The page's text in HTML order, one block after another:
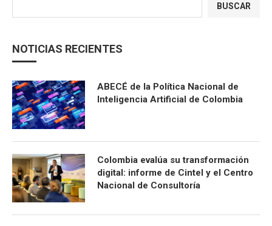
BUSCAR
NOTICIAS RECIENTES
ABECÉ de la Política Nacional de
Inteligencia Artificial de Colombia
Colombia evalúa su transformación
digital: informe de Cintel y el Centro
Nacional de Consultoría